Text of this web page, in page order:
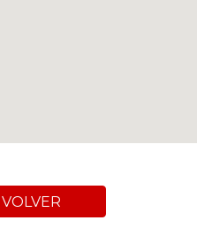
VOLVER